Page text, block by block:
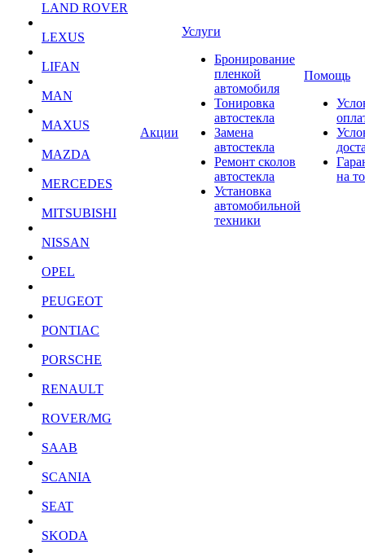
LAND ROVER
LEXUS
LIFAN
MAN
MAXUS
MAZDA
MERCEDES
MITSUBISHI
NISSAN
OPEL
PEUGEOT
PONTIAC
PORSCHE
RENAULT
ROVER/MG
SAAB
SCANIA
SEAT
SKODA
Акции
Услуги
Бронирование
пленкой
автомобиля
Тонировка
автостекла
Замена
автостекла
Ремонт сколов
автостекла
Установка
автомобильной
техники
Помощь
на